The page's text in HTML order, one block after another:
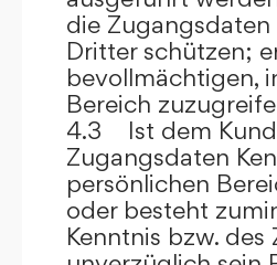
die
Dritter schützen;
bevollmächtigen,
Bereich
4.3 Ist dem
Zugangsdaten
persönlichen
oder besteht
Kenntnis bzw.